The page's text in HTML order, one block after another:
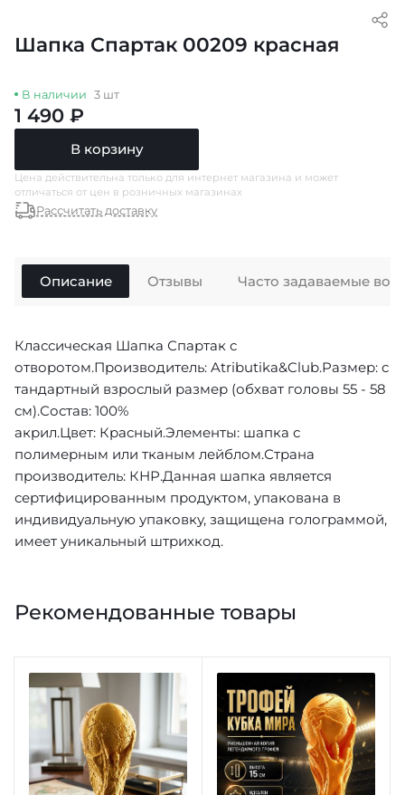
Шапка Спартак 00209 красная
В наличии 3 шт
1 490 ₽
В корзину
Цена действительна только для интернет магазина и может
отличаться от цен в розничных магазинах
Рассчитать доставку
Описание
Классическая Шапка Спартак с
отворотом.Производитель: Atributika&Club.Размер: с
тандартный взрослый размер (обхват головы 55 - 58
см).Состав: 100%
акрил.Цвет: Красный.Элементы: шапка с
полимерным или тканым лейблом.Страна
производитель: КНР.Данная шапка является
сертифицированным продуктом, упакована в
индивидуальную упаковку, защищена голограммой,
имеет уникальный штрихкод.
Отзывы Часто задаваемые
Рекомендованные товары